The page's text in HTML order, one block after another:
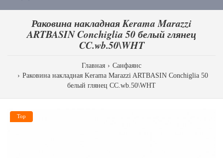
Раковина накладная Kerama Marazzi
ARTBASIN Conchiglia 50 белый глянец
CC.wb.50\WHT
Главная
Санфаянс
Раковина накладная Kerama Marazzi ARTBASIN Conchiglia 50
белый глянец CC.wb.50\WHT
Top